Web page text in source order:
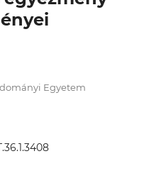
Egyetem